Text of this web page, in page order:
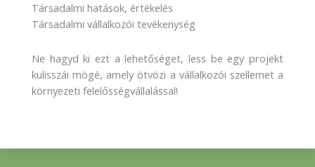
Társadalmi hatások, értékelés
Társadalmi vállalkozói tevékenység
Ne hagyd ki ezt a lehetőséget, less be egy projekt
kulisszái mögé, amely ötvözi a vállalkozói szellemet a
környezeti felelősségvállalással!